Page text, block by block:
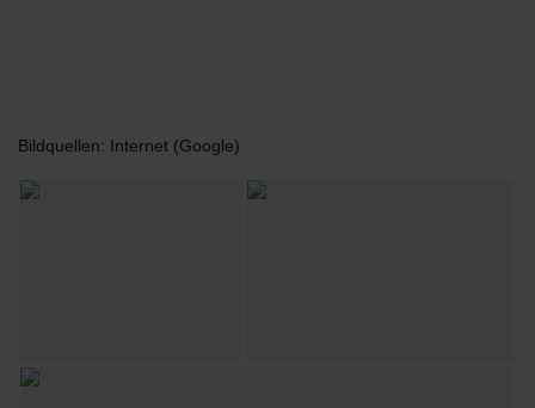
Bildquellen: Internet (Google)